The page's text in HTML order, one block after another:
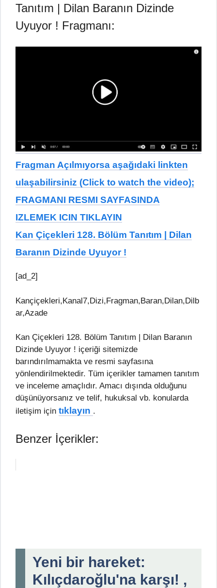
Tanıtım | Dilan Baranın Dizinde
Uyuyor ! Fragmanı:
Fragman Açılmıyorsa aşağıdaki linkten
ulaşabilirsiniz (Click to watch the video);
FRAGMANI RESMI SAYFASINDA
IZLEMEK ICIN TIKLAYIN
Kan Çiçekleri 128. Bölüm Tanıtım | Dilan
Baranın Dizinde Uyuyor !
[ad_2]
Kançiçekleri,Kanal7,Dizi,Fragman,Baran,Dilan,Dilb
ar,Azade
Kan Çiçekleri 128. Bölüm Tanıtım | Dilan Baranın
Dizinde Uyuyor ! içeriği sitemizde
barındırılmamakta ve resmi sayfasına
yönlendirilmektedir. Tüm içerikler tamamen tanıtım
ve inceleme amaçlıdır. Amacı dışında olduğunu
düşünüyorsanız ve telif, hukuksal vb. konularda
iletişim için tıklayın .
Benzer İçerikler:
Yeni bir hareket:
Kılıçdaroğlu'na karşı! ,